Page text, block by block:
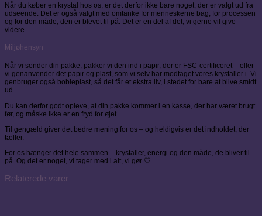
Når du køber en krystal hos os, er det derfor ikke bare noget, der er valgt ud fra
udseende. Det er også valgt med omtanke for menneskerne bag, for processen
og for den måde, den er blevet til på. Det er en del af det, vi gerne vil give
videre.
Miljøhensyn
Når vi sender din pakke, pakker vi den ind i papir, der er FSC-certificeret – eller
vi genanvender det papir og plast, som vi selv har modtaget vores krystaller i. Vi
genbruger også bobleplast, så det får et ekstra liv, i stedet for bare at blive smidt
ud.
Du kan derfor godt opleve, at din pakke kommer i en kasse, der har været brugt
før, og måske ikke er en fryd for øjet.
Til gengæld giver det bedre mening for os – og heldigvis er det indholdet, der
tæller.
For os hænger det hele sammen – krystaller, energi og den måde, de bliver til
på. Og det er noget, vi tager med i alt, vi gør 🤍
Relaterede varer